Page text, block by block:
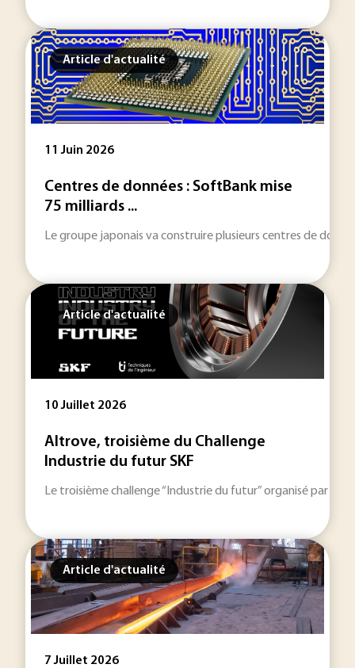
Article d'actualité
11 Juin 2026
Centres de données : SoftBank mise
75 milliards ...
Le groupe japonais va construire plusieurs centres de
Article d'actualité
10 Juillet 2026
Altrove, troisième du Challenge
Industrie du futur SKF
Le troisième challenge “Industrie du futur” organisé par
Article d'actualité
7 Juillet 2026